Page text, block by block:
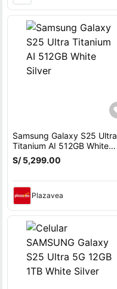
Samsung Galaxy S25 Ultra
Titanium AI 512GB White
Silver
S/ 5,299.00
Plazavea